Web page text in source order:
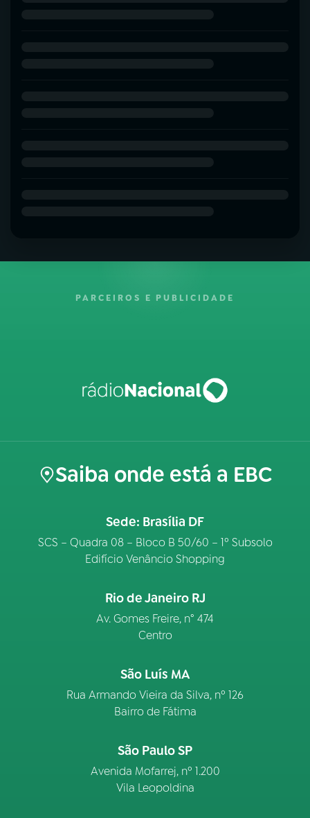
PARCEIROS E PUBLICIDADE
Saiba onde está a EBC
Sede: Brasília DF
SCS – Quadra 08 – Bloco B 50/60 – 1º Subsolo
Edifício Venâncio Shopping
Rio de Janeiro RJ
Av. Gomes Freire, n° 474
Centro
São Luís MA
Rua Armando Vieira da Silva, nº 126
Bairro de Fátima
São Paulo SP
Avenida Mofarrej, nº 1.200
Vila Leopoldina